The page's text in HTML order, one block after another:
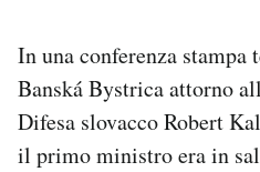
In una conferenza stampa
Banská Bystrica attorno
Difesa slovacco Robert
il primo ministro era in